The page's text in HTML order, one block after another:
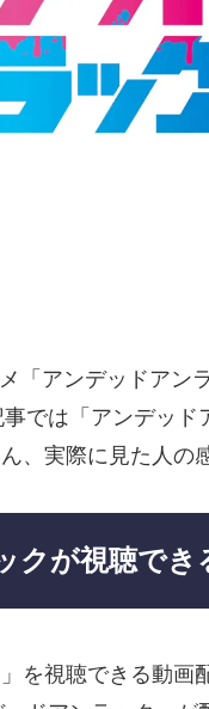
「アンデッドアン
事では「アンデッ
、実際に見た人の
クが視聴でき
を視聴できる動画